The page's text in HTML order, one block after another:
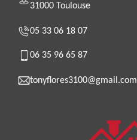
31000 Toulouse
05 33 06 18 07
06 35 96 65 87
tonyflores3100@gmail.com